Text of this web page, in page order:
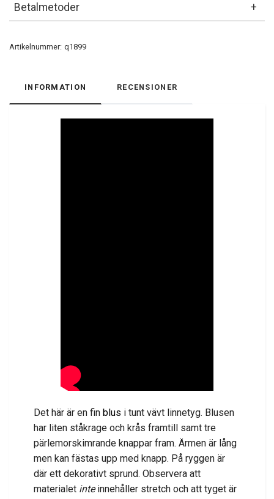
Betalmetoder
Artikelnummer: q1899
INFORMATION RECENSIONER
Det här är en fin blus i tunt vävt linnetyg. Blusen
har liten ståkrage och krås framtill samt tre
pärlemorskimrande knappar fram. Ärmen är lång
men kan fästas upp med knapp. På ryggen är
där ett dekorativt sprund. Observera att
materialet inteinnehåller stretch och att tyget är